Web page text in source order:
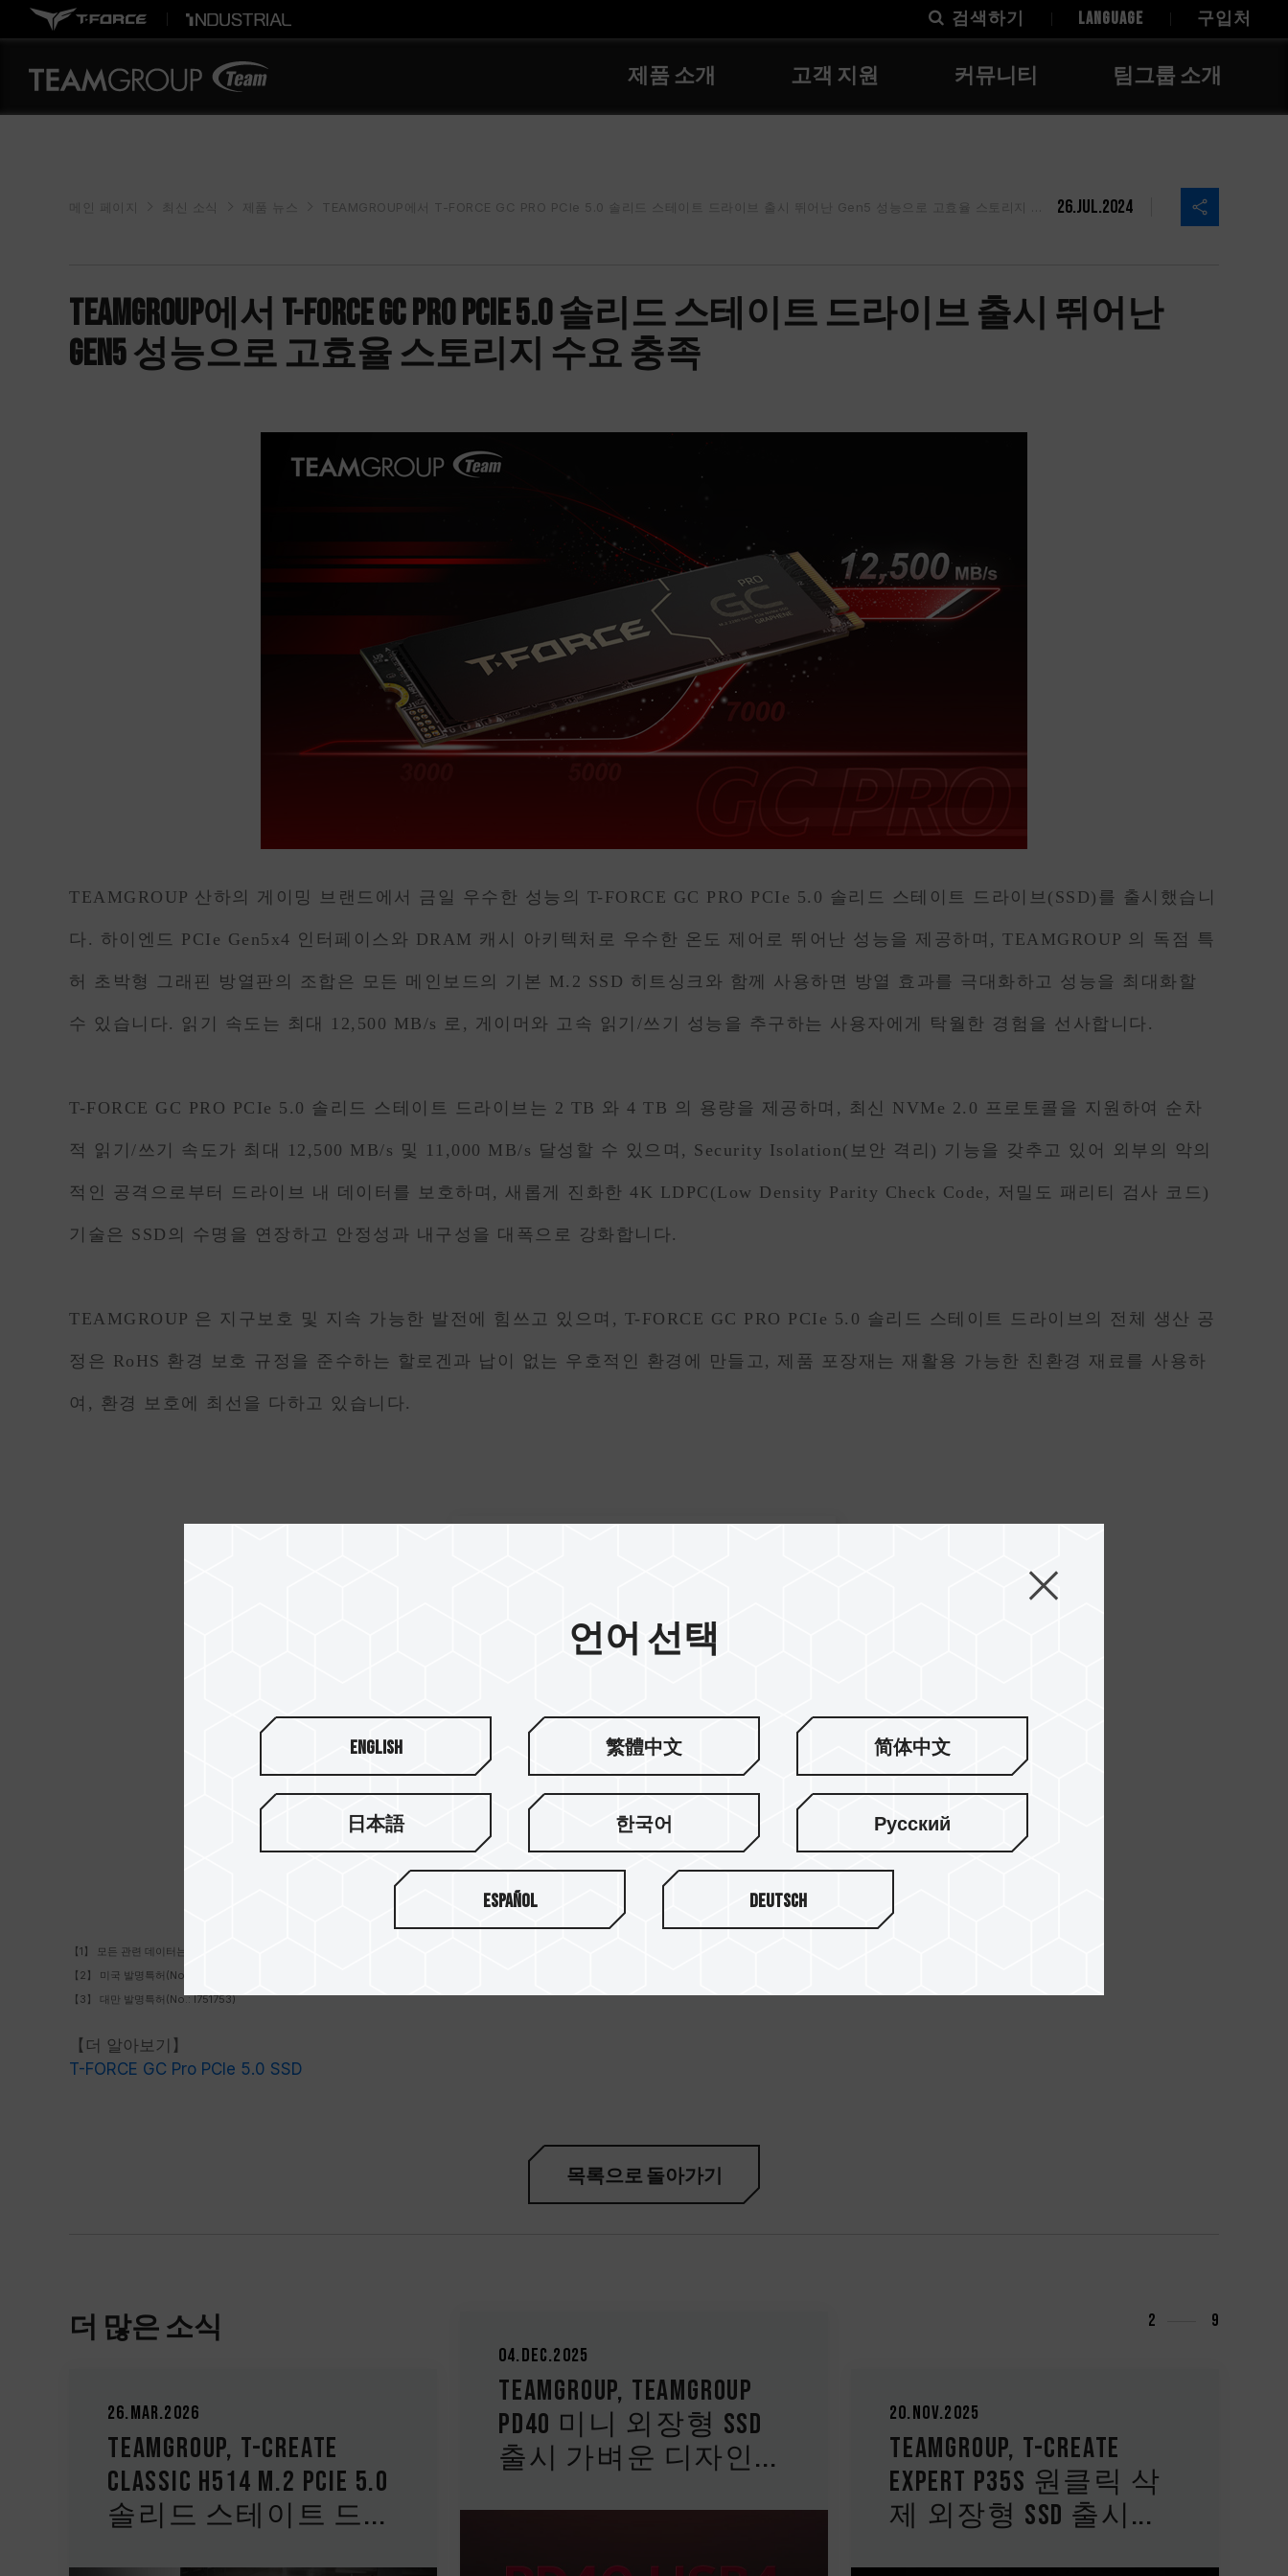
검색하기 LANGUAGE 구입처
제품 소개 고객 지원 커뮤니티 팀그룹 소개
메인 페이지 최신 소식 제품 뉴스 TEAMGROUP에서 T-FORCE GC PRO PCIe 5.0 솔리드 스테이트 드라이브 출시 뛰어난 Gen5 성능으로 고효율 스토리지 수요 충족 26.Jul.2024
TEAMGROUP에서 T-FORCE GC PRO PCIe 5.0 솔리드 스테이트 드라이브 출시 뛰어난
Gen5 성능으로 고효율 스토리지 수요 충족
TEAMGROUP 산하의 게이밍 브랜드에서 금일 우수한 성능의 T-FORCE GC PRO PCIe 5.0 솔리드 스테이트 드라이브(SSD)를 출시했습니
다. 하이엔드 PCIe Gen5x4 인터페이스와 DRAM 캐시 아키텍처로 우수한 온도 제어로 뛰어난 성능을 제공하며, TEAMGROUP 의 독점 특
허 초박형 그래핀 방열판의 조합은 모든 메인보드의 기본 M.2 SSD 히트싱크와 함께 사용하면 방열 효과를 극대화하고 성능을 최대화할
수 있습니다. 읽기 속도는 최대 12,500 MB/s 로, 게이머와 고속 읽기/쓰기 성능을 추구하는 사용자에게 탁월한 경험을 선사합니다.
T-FORCE GC PRO PCIe 5.0 솔리드 스테이트 드라이브는 2 TB 와 4 TB 의 용량을 제공하며, 최신 NVMe 2.0 프로토콜을 지원하여 순차
적 읽기/쓰기 속도가 최대 12,500 MB/s 및 11,000 MB/s 달성할 수 있으며, Security Isolation(보안 격리) 기능을 갖추고 있어 외부의 악의
적인 공격으로부터 드라이브 내 데이터를 보호하며, 새롭게 진화한 4K LDPC(Low Density Parity Check Code, 저밀도 패리티 검사 코드)
기술은 SSD의 수명을 연장하고 안정성과 내구성을 대폭으로 강화합니다.
TEAMGROUP 은 지구보호 및 지속 가능한 발전에 힘쓰고 있으며, T-FORCE GC PRO PCIe 5.0 솔리드 스테이트 드라이브의 전체 생산 공
정은 RoHS 환경 보호 규정을 준수하는 할로겐과 납이 없는 우호적인 환경에 만들고, 제품 포장재는 재활용 가능한 친환경 재료를 사용하
여, 환경 보호에 최선을 다하고 있습니다.
【1】 모든 관련 데이터는 TEAMGROUP 내부 테스트를 통해 얻은 결과로, 본 데이터는 참고용으로 제공합니다. 본사는 사전 통지 없이 모든 스타일과 사양을 수정할 권리가 있습니다.
【2】 미국 발명특허(No. US11051392B2), 대만 발명특허(No. I703921), 중국 신형 특허(No. CN 211019739 U)
【3】 대만 발명특허(No.: I751753)
【더 알아보기】
T-FORCE GC Pro PCIe 5.0 SSD
목록으로 돌아가기
더 많은 소식 3 9
04.Dec.2025
TEAMGROUP, TEAMGROUP
PD40 미니 외장형 SSD
출시 가벼운 디자인...
20.Nov.2025
TEAMGROUP, T-CREATE
EXPERT P35S 원클릭 삭
제 외장형 SSD 출시...
21.Oct.2025
TEAMGROUP에서
TEAMGROUP NV10000 M.2
PCIe 5.0 SSD 출시 쾌속...
언어 선택
English 繁體中文 简体中文
日本語 한국어 Русский
Español Deutsch